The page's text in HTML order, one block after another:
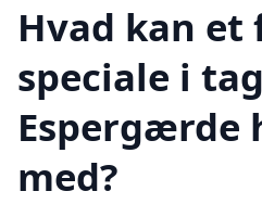
Hvad kan et
speciale i
Espergærde
med?